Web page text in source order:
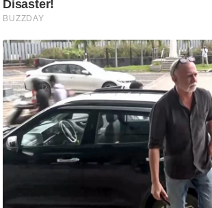
श
न
घ
रे
लू
नु
स्खे
प
र्य